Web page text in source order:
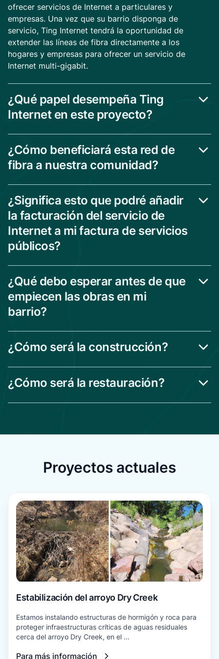
ofrecer servicios de Internet a particulares y
empresas. Una vez que su barrio disponga de
servicio, Ting Internet tendrá la oportunidad de
extender las líneas de fibra directamente a los
hogares y empresas para ofrecer un servicio de
Internet multi-gigabit.
¿Qué papel desempeña Ting
Internet en este proyecto?
¿Cómo beneficiará esta red de
fibra a nuestra comunidad?
¿Significa esto que podré añadir
la facturación del servicio de
Internet a mi factura de servicios
públicos?
¿Qué debo esperar antes de que
empiecen las obras en mi
barrio?
¿Cómo será la construcción?
¿Cómo será la restauración?
Proyectos actuales
Estabilización del arroyo Dry Creek
Estamos instalando estructuras de hormigón y roca para
proteger infraestructuras críticas de aguas residuales
cerca del arroyo Dry Creek, en el ...
Para más información
Para más información